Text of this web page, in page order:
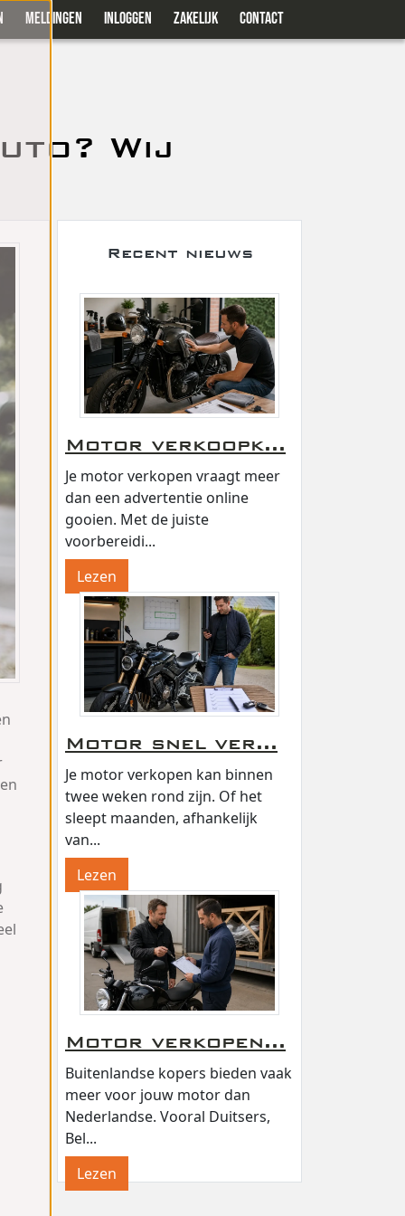
MELDINGEN INLOGGEN ZAKELIJK CONTACT
Wij
Recent nieuws
Motor verkoopk...
Je motor verkopen vraagt meer
dan een advertentie online
gooien. Met de juiste
voorbereidi...
Lezen
Motor snel ver...
Je motor verkopen kan binnen
twee weken rond zijn. Of het
sleept maanden, afhankelijk
van...
Lezen
Motor verkopen...
Buitenlandse kopers bieden vaak
meer voor jouw motor dan
Nederlandse. Vooral Duitsers,
Bel...
Lezen